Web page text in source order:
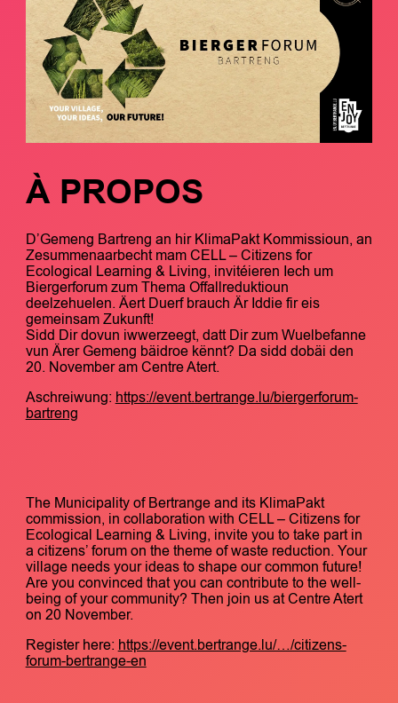
À PROPOS
D’Gemeng Bartreng an hir KlimaPakt Kommissioun, an
Zesummenaarbecht mam CELL – Citizens for
Ecological Learning & Living, invitéieren Iech um
Biergerforum zum Thema Offallreduktioun
deelzehuelen. Äert Duerf brauch Är Iddie fir eis
gemeinsam Zukunft!
Sidd Dir dovun iwwerzeegt, datt Dir zum Wuelbefanne
vun Ärer Gemeng bäidroe kënnt? Da sidd dobäi den
20. November am Centre Atert.
Aschreiwung: https://event.bertrange.lu/biergerforum-
bartreng
The Municipality of Bertrange and its KlimaPakt
commission, in collaboration with CELL – Citizens for
Ecological Learning & Living, invite you to take part in
a citizens’ forum on the theme of waste reduction. Your
village needs your ideas to shape our common future!
Are you convinced that you can contribute to the well-
being of your community? Then join us at Centre Atert
on 20 November.
Register here: https://event.bertrange.lu/…/citizens-
forum-bertrange-en